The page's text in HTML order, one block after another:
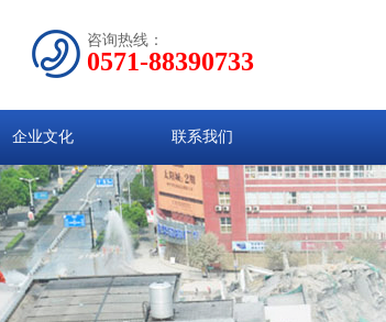
咨询热线：
0571-88390733
企业文化 联系我们